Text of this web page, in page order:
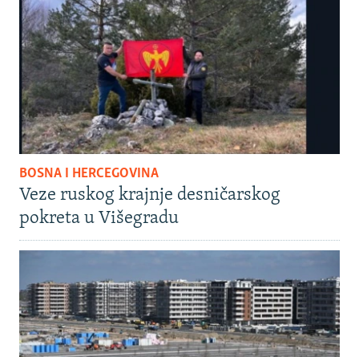
BOSNA I HERCEGOVINA
Veze ruskog krajnje desničarskog
pokreta u Višegradu